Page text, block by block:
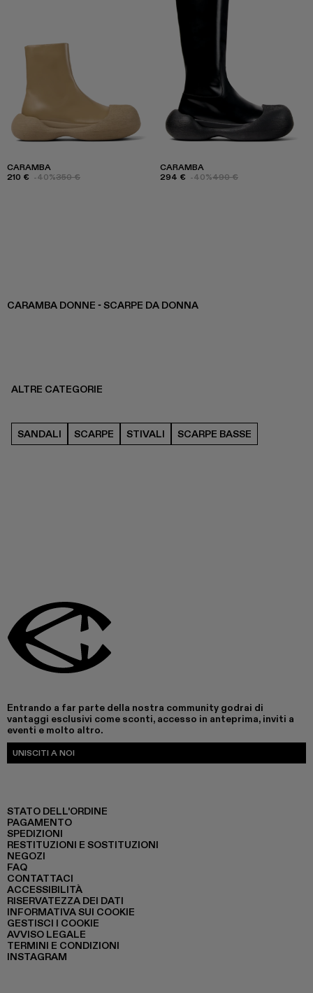
CARAMBA
210 € -40%350 €
CARAMBA
294 € -40%490 €
CARAMBA DONNE - SCARPE DA DONNA
ALTRE CATEGORIE
SANDALI SCARPE STIVALI SCARPE BASSE
Entrando a far parte della nostra community godrai di
vantaggi esclusivi come sconti, accesso in anteprima, inviti a
eventi e molto altro.
UNISCITI A NOI
STATO DELL'ORDINE
PAGAMENTO
SPEDIZIONI
RESTITUZIONI E SOSTITUZIONI
NEGOZI
FAQ
CONTATTACI
ACCESSIBILITÀ
RISERVATEZZA DEI DATI
INFORMATIVA SUI COOKIE
GESTISCI I COOKIE
AVVISO LEGALE
TERMINI E CONDIZIONI
INSTAGRAM